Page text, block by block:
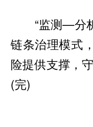
“监测—分
链条治理模式
险提供支撑，
(完)